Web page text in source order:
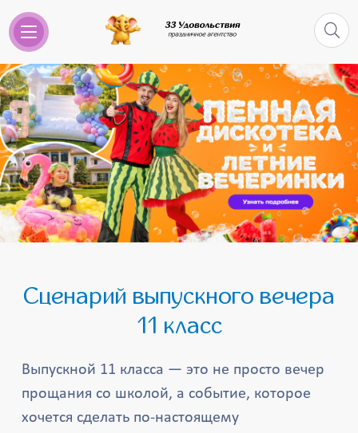
Сценарий выпускного вечера
11 класс
Выпускной 11 класса — это не просто вечер
прощания со школой, а событие, которое
хочется сделать по-настоящему